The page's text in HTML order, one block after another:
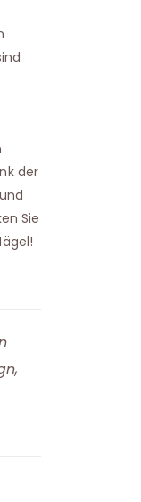
der
Sie